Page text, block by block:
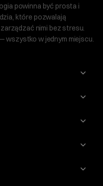
powinna być prosta i
które pozwalają
nimi bez stresu.
wszystko w jednym miejscu.